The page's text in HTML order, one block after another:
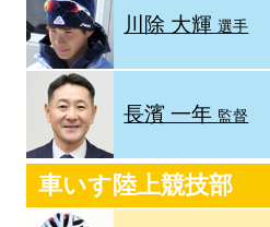
川除 大輝選手
長濱 一年 監督
車いす陸上競技部